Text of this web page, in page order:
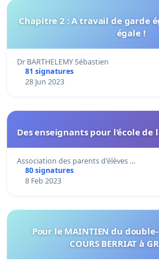
Chapitre 2 : A travail de garde
égale !
Dr BARTHELEMY Sébastien
81 signatures
28 Jun 2023
Des enseignants pour l’école
Association des parents d'élèves …
80 signatures
8 Feb 2023
Pour le MAINTIEN du
COURS BERRIAT à